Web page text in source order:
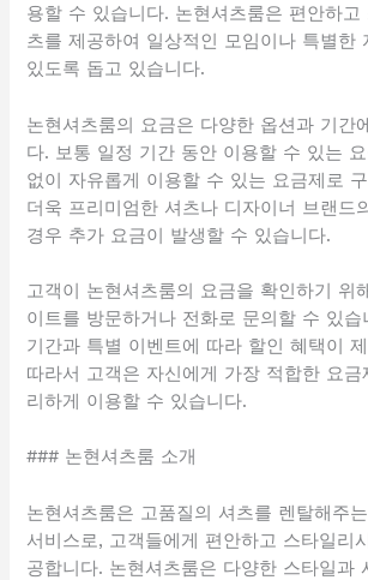
용할 수 있습니다. 논현셔츠룸은 편안하고
츠를 제공하여 일상적인 모임이나 특별한
있도록 돕고 있습니다.
논현셔츠룸의 요금은 다양한 옵션과 기간
다. 보통 일정 기간 동안 이용할 수 있는
없이 자유롭게 이용할 수 있는 요금제로
더욱 프리미엄한 셔츠나 디자이너 브랜드
경우 추가 요금이 발생할 수 있습니다.
고객이 논현셔츠룸의 요금을 확인하기 위
이트를 방문하거나 전화로 문의할 수 있습
기간과 특별 이벤트에 따라 할인 혜택이
따라서 고객은 자신에게 가장 적합한 요금
리하게 이용할 수 있습니다.
### 논현셔츠룸 소개
논현셔츠룸은 고품질의 셔츠를 렌탈해주
서비스로, 고객들에게 편안하고 스타일리
공합니다. 논현셔츠룸은 다양한 스타일과